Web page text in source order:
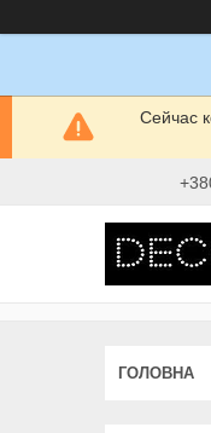
Сейчас
ГОЛОВНА